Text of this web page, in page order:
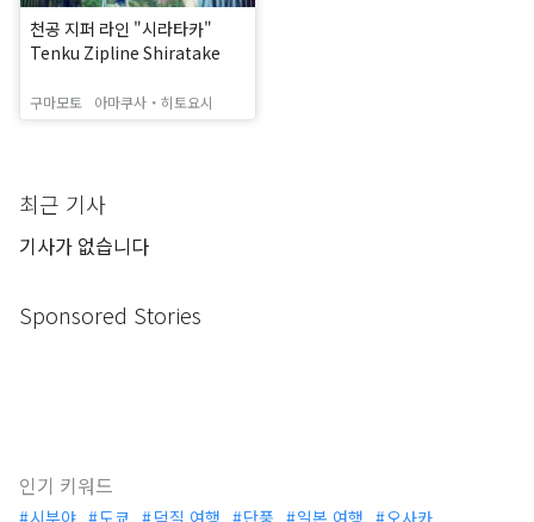
천공 지퍼 라인 "시라타카"
Tenku Zipline Shiratake
구마모토 아마쿠사・히토요시
최근 기사
기사가 없습니다
Sponsored Stories
인기 키워드